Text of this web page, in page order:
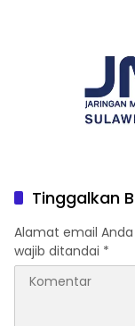
Tinggalkan
Alamat email
wajib ditandai *